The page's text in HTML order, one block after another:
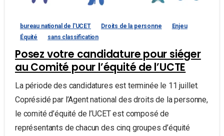
bureau national de l'UCET Droits de la personne
Enjeu
Équité
sans classification
Posez votre candidature pour siéger
au Comité pour l’équité de l’UCTE
La période des candidatures est terminée le 11 juillet.
Coprésidé par l’Agent national des droits de la personne,
le comité d’équité de l’UCET est composé de
représentants de chacun des cinq groupes d’équité